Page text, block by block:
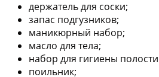
держатель для соски;
запас подгузников;
маникюрный набор;
масло для тела;
набор для гигиены
поильник;